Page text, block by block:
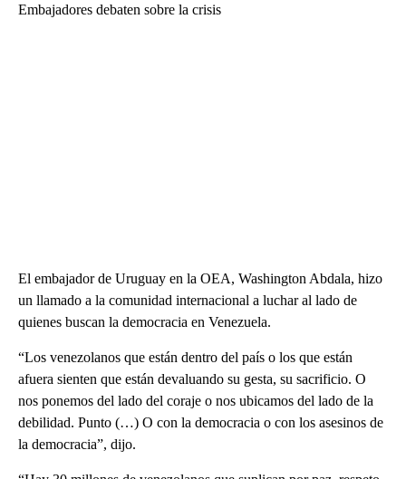
Embajadores debaten sobre la crisis
El embajador de Uruguay en la OEA, Washington Abdala, hizo
un llamado a la comunidad internacional a luchar al lado de
quienes buscan la democracia en Venezuela.
“Los venezolanos que están dentro del país o los que están
afuera sienten que están devaluando su gesta, su sacrificio. O
nos ponemos del lado del coraje o nos ubicamos del lado de la
debilidad. Punto (…) O con la democracia o con los asesinos de
la democracia”, dijo.